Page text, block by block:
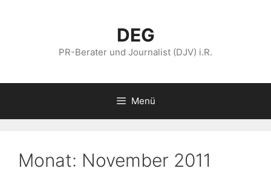
DEG
PR-Berater und Journalist (DJV) i.R.
Menü
Monat: November 2011